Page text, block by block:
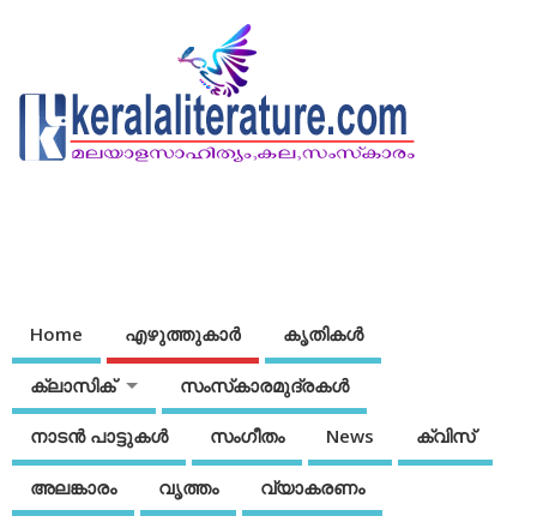
Home എഴുത്തുകാര്‍ കൃതികൾ
ക്ലാസിക് സംസ്‌കാരമുദ്രകള്‍
നാടന്‍ പാട്ടുകള്‍ സംഗീതം News ക്വിസ്
അലങ്കാരം വൃത്തം വ്യാകരണം